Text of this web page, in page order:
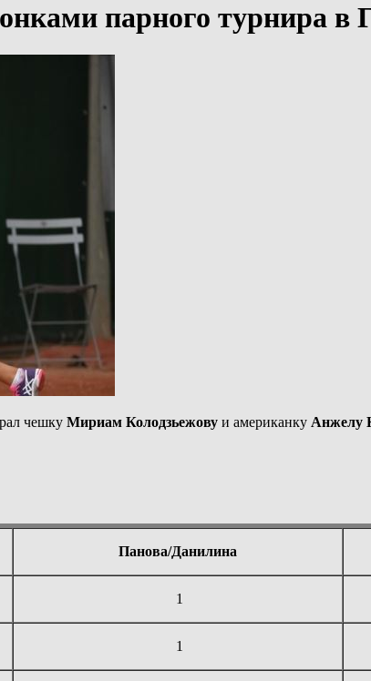
парного турнира в
чешку Мириам Колодзьежову и американку Анжелу
Панова/Данилина
1
1